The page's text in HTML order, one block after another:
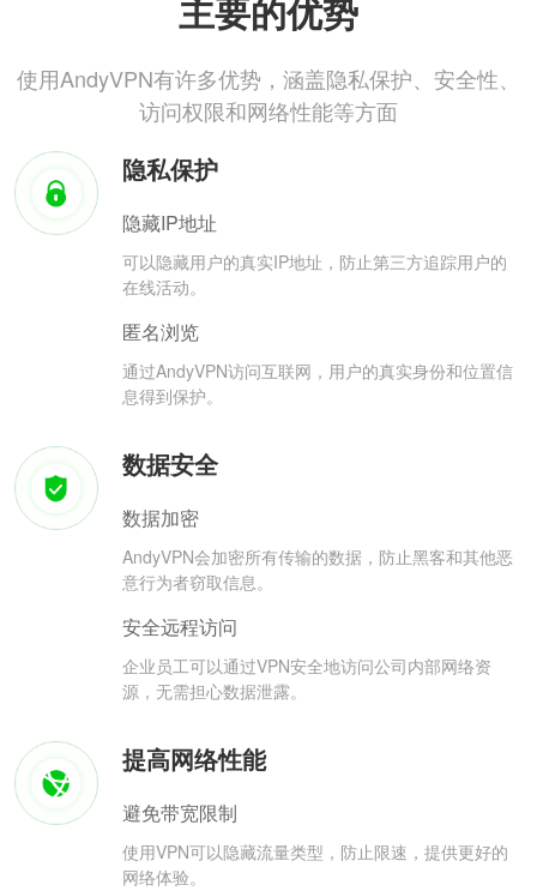
主要的优势
使用AndyVPN有许多优势，涵盖隐私保护、安全性、
访问权限和网络性能等方面
隐私保护
隐藏IP地址
可以隐藏用户的真实IP地址，防止第三方追踪用户的
在线活动。
匿名浏览
通过AndyVPN访问互联网，用户的真实身份和位置信
息得到保护。
数据安全
数据加密
AndyVPN会加密所有传输的数据，防止黑客和其他恶
意行为者窃取信息。
安全远程访问
企业员工可以通过VPN安全地访问公司内部网络资
源，无需担心数据泄露。
提高网络性能
避免带宽限制
使用VPN可以隐藏流量类型，防止限速，提供更好的
网络体验。